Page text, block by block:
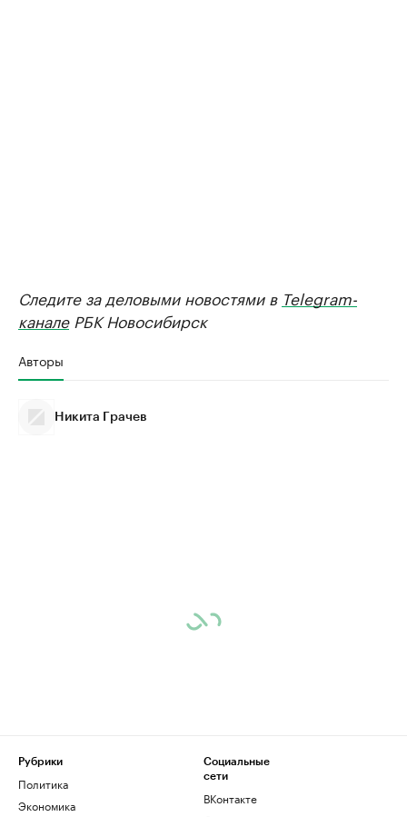
Следите за деловыми новостями в Telegram-
каналеРБК Новосибирск
Авторы
Никита Грачев
Рубрики
Политика
Экономика
Социальные
сети
ВКонтакте